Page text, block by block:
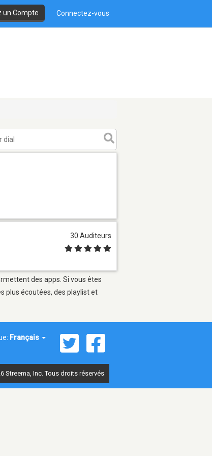
un Compte Connectez-vous
30 Auditeurs
des apps. Si vous êtes
plus écoutées, des playlist et
Français
Streema, Inc. Tous droits réservés